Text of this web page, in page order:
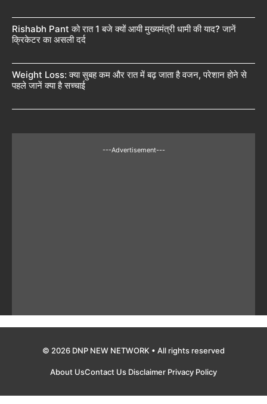
Rishabh Pant को रात 1 बजे क्यों आयी मुख्यमंत्री धामी की याद? जानें
क्रिकेटर का असली दर्द
Weight Loss: क्या सुबह कम और रात में बढ़ जाता है वजन, परेशान होने से
पहले जानें क्या है सच्चाई
---Advertisement---
© 2026 DNP NEW NETWORK • All rights reserved
About UsContact Us Disclaimer Privacy Policy